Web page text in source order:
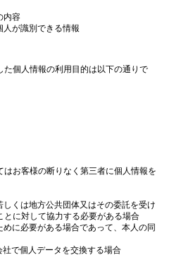
内容
人が識別できる情報
個人情報の利用目的は以下の通りで
お客様の断りなく第三者に個人情報を
くは地方公共団体又はその委託を受け
に対して協力する必要がある場合
に必要がある場合であって、本人の同
で個人データを交換する場合